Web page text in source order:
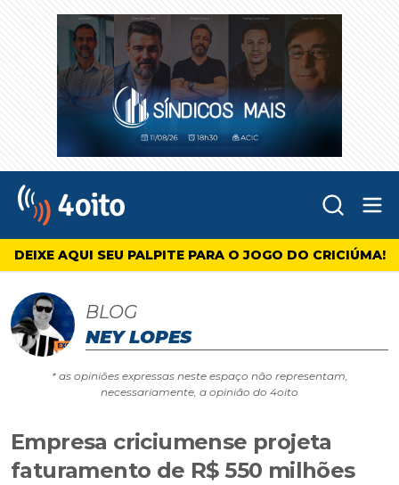
4oito
DEIXE AQUI SEU PALPITE PARA O JOGO DO CRICIÚMA!
BLOG
NEY LOPES
* as opiniões expressas neste espaço não representam,
necessariamente, a opinião do 4oito
Empresa criciumense projeta
faturamento de R$ 550 milhões